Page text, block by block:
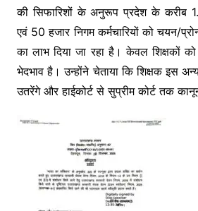
की सिफारिशों के अनुरूप प्रदेश के करीब
एवं 50 हजार निगम कर्मचारियों को चयन/
का लाभ दिया जा रहा है। केवल शिक्षकों
भेदभाव है। उन्होंने चेताया कि शिक्षक इस
उतरेंगे और हाईकोर्ट से सुप्रीम कोर्ट तक